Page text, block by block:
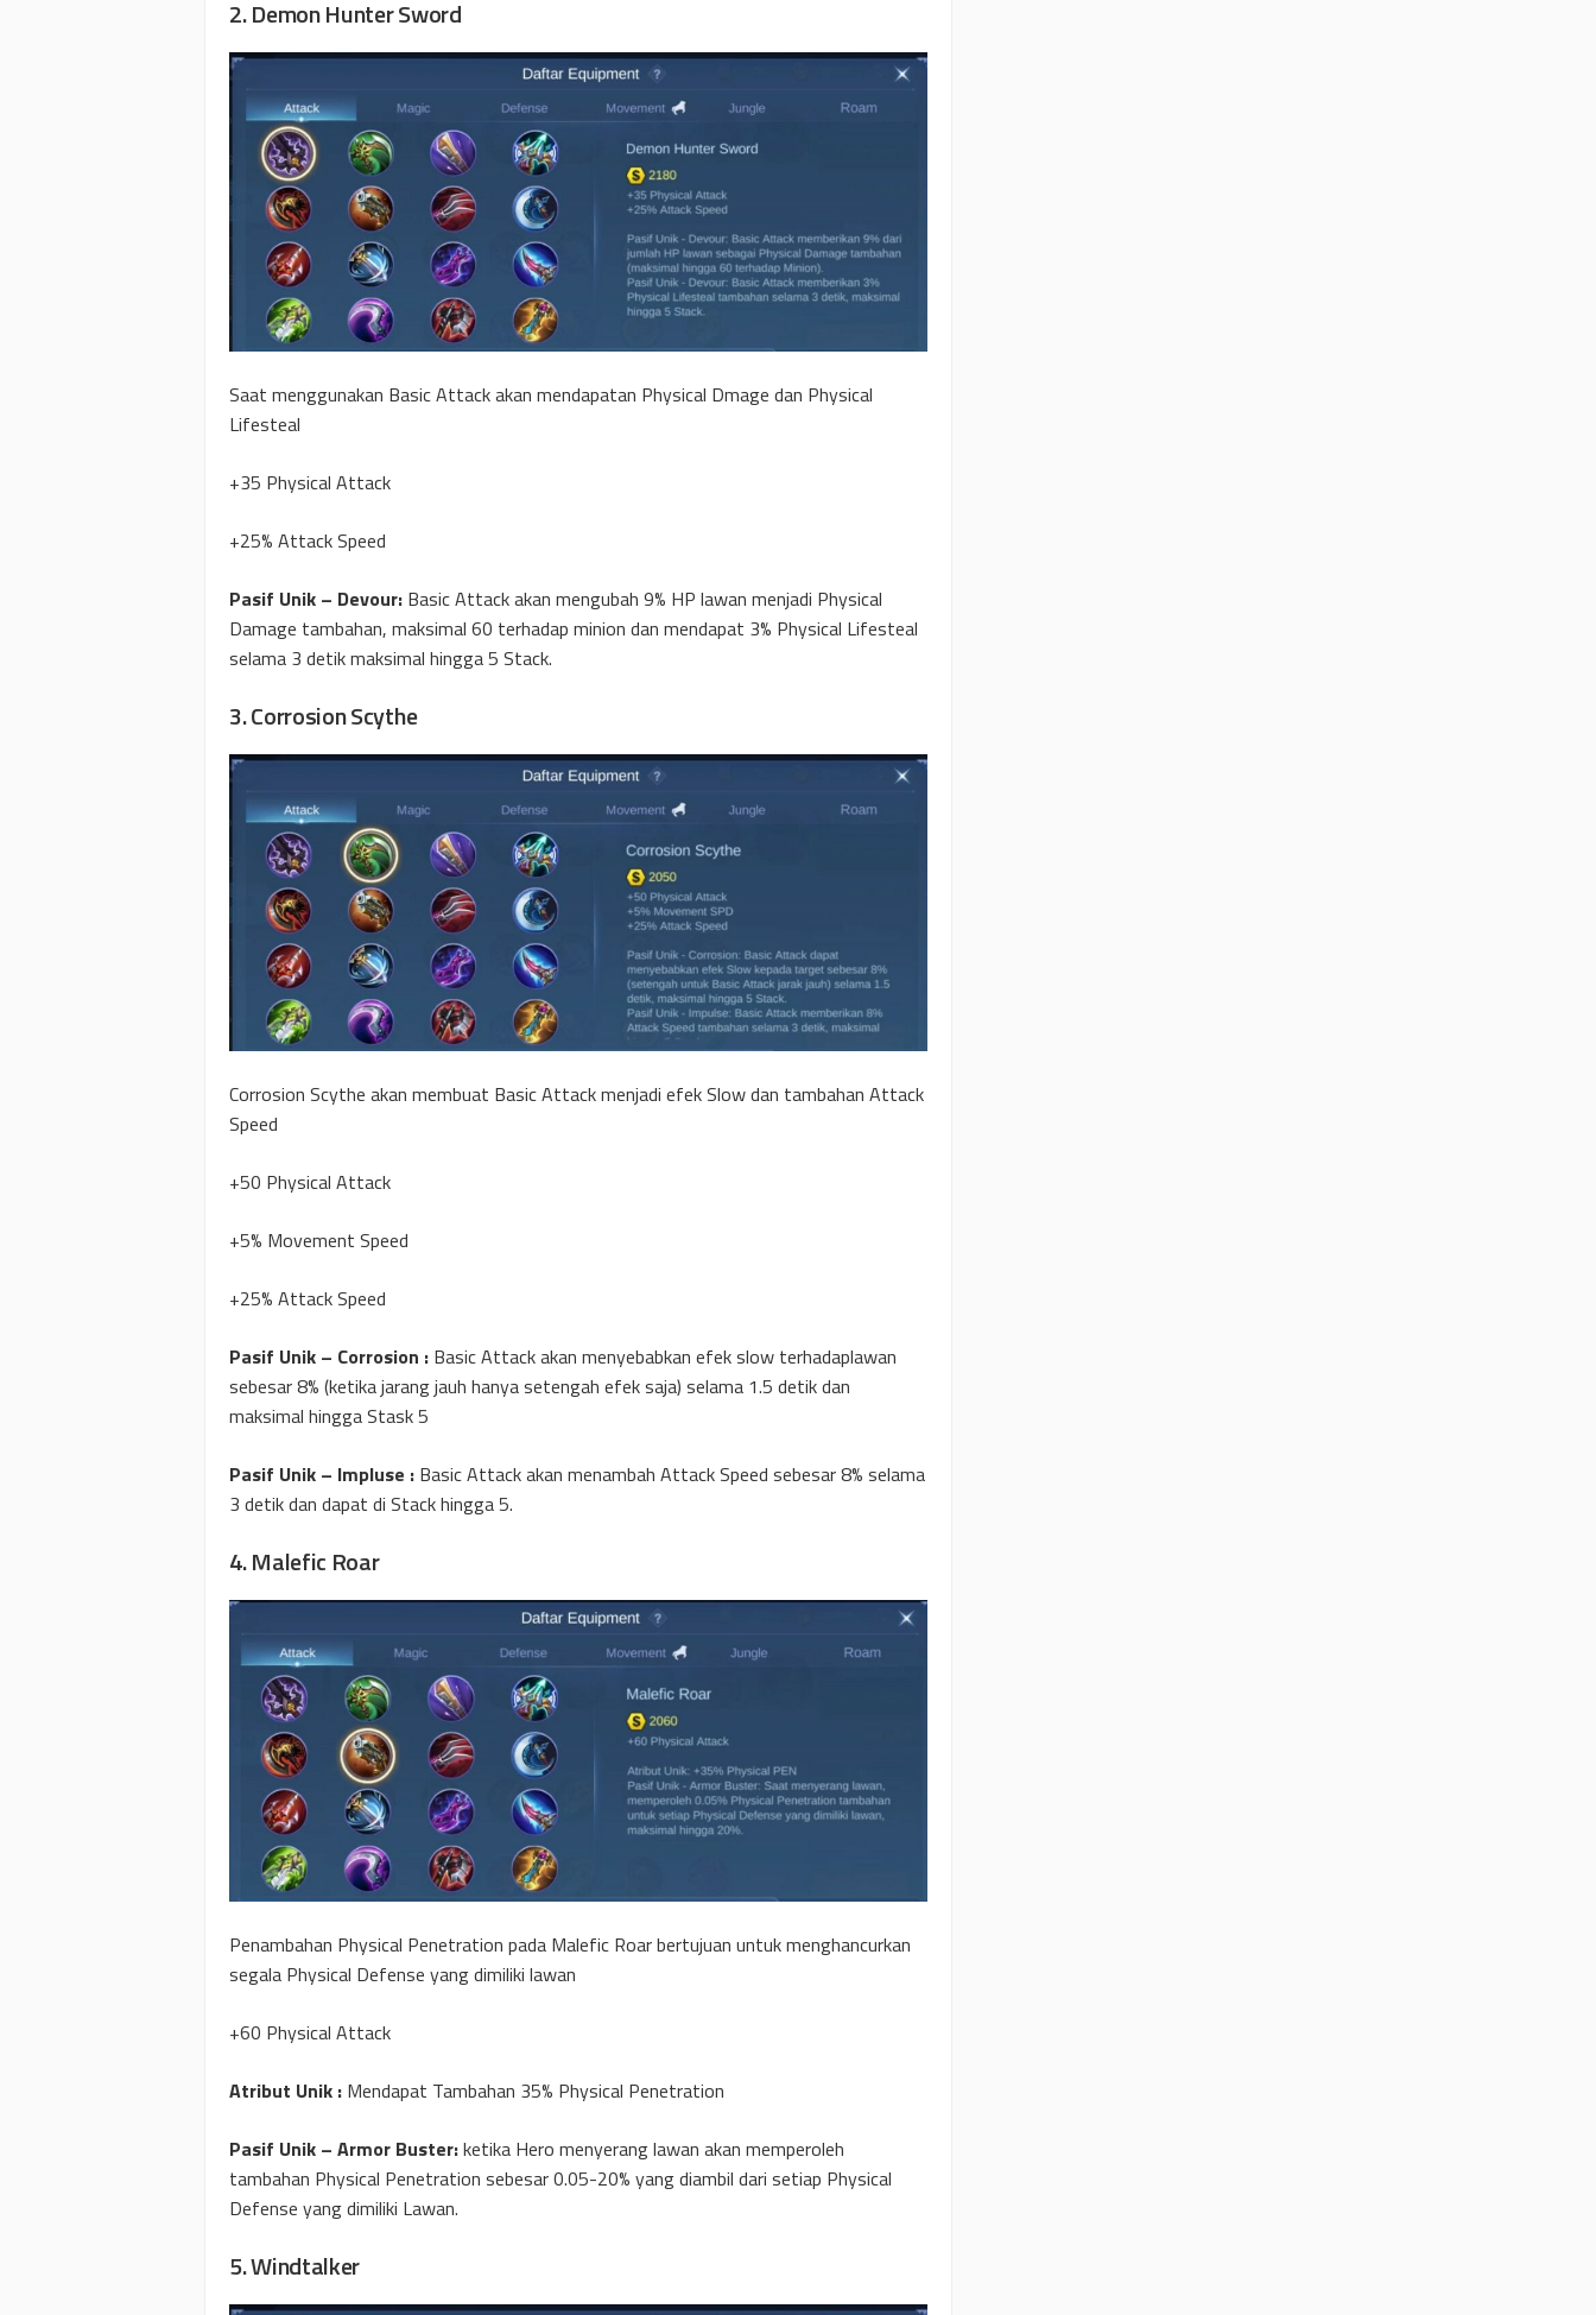
2. Demon Hunter Sword
Saat menggunakan Basic Attack akan mendapatan Physical Dmage dan Physical
Lifesteal
+35 Physical Attack
+25% Attack Speed
Pasif Unik – Devour: Basic Attack akan mengubah 9% HP lawan menjadi Physical
Damage tambahan, maksimal 60 terhadap minion dan mendapat 3% Physical Lifesteal
selama 3 detik maksimal hingga 5 Stack.
3. Corrosion Scythe
Corrosion Scythe akan membuat Basic Attack menjadi efek Slow dan tambahan Attack
Speed
+50 Physical Attack
+5% Movement Speed
+25% Attack Speed
Pasif Unik – Corrosion : Basic Attack akan menyebabkan efek slow terhadaplawan
sebesar 8% (ketika jarang jauh hanya setengah efek saja) selama 1.5 detik dan
maksimal hingga Stask 5
Pasif Unik – Impluse : Basic Attack akan menambah Attack Speed sebesar 8% selama
3 detik dan dapat di Stack hingga 5.
4. Malefic Roar
Penambahan Physical Penetration pada Malefic Roar bertujuan untuk menghancurkan
segala Physical Defense yang dimiliki lawan
+60 Physical Attack
Atribut Unik : Mendapat Tambahan 35% Physical Penetration
Pasif Unik – Armor Buster:ketika Hero menyerang lawan akan memperoleh
tambahan Physical Penetration sebesar 0.05-20% yang diambil dari setiap Physical
Defense yang dimiliki Lawan.
5. Windtalker